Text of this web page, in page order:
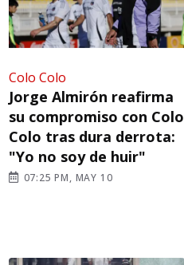
Colo Colo
Jorge Almirón reafirma
su compromiso con Colo
Colo tras dura derrota:
"Yo no soy de huir"
07:25 PM, MAY 10